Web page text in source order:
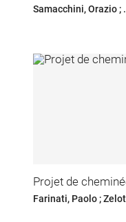
Samacchini, Orazio ;
Projet de
Farinati, Paolo ;